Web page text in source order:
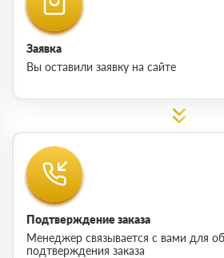
Заявка
Вы оставили заявку на сайте
Подтверждение заказа
Менеджер связывается с вами для
подтверждения заказа